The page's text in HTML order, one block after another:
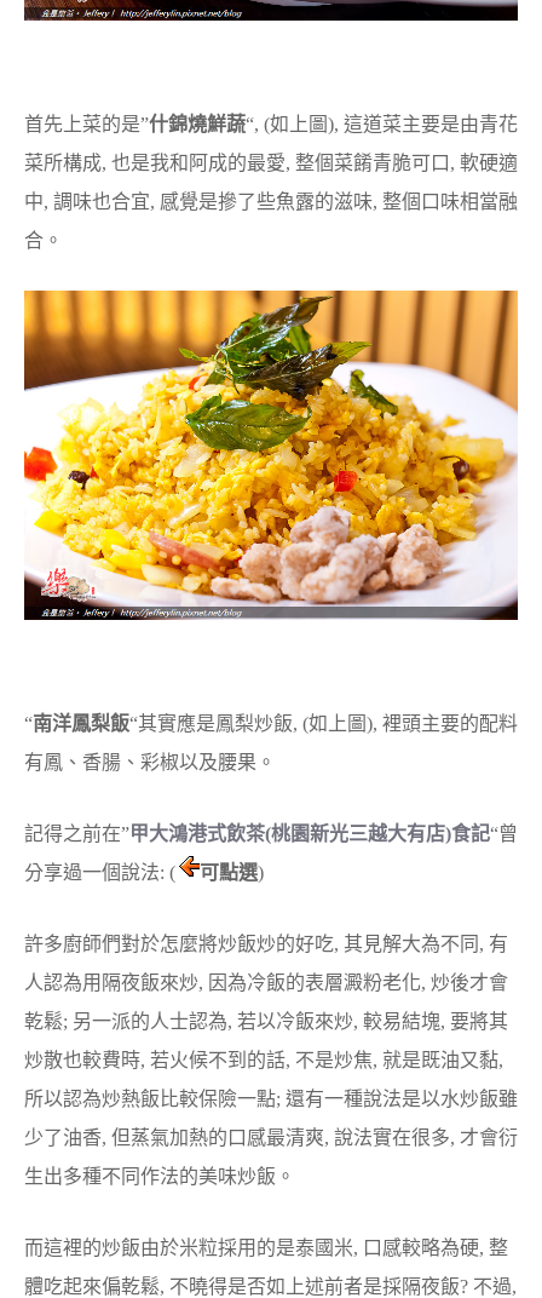
首先上菜的是”什錦燒鮮蔬“, (如上圖), 這道菜主要是由青花
菜所構成, 也是我和阿成的最愛, 整個菜餚青脆可口, 軟硬適
中, 調味也合宜, 感覺是摻了些魚露的滋味, 整個口味相當融
合。
“南洋鳳梨飯“其實應是鳳梨炒飯, (如上圖), 裡頭主要的配料
有鳳、香腸、彩椒以及腰果。
記得之前在”甲大鴻港式飲茶(桃園新光三越大有店)食記“曾
分享過一個說法: (
可點選)
許多廚師們對於怎麼將炒飯炒的好吃, 其見解大為不同, 有
人認為用隔夜飯來炒, 因為冷飯的表層澱粉老化, 炒後才會
乾鬆; 另一派的人士認為, 若以冷飯來炒, 較易結塊, 要將其
炒散也較費時, 若火候不到的話, 不是炒焦, 就是既油又黏,
所以認為炒熱飯比較保險一點; 還有一種說法是以水炒飯雖
少了油香, 但蒸氣加熱的口感最清爽, 說法實在很多, 才會衍
生出多種不同作法的美味炒飯。
而這裡的炒飯由於米粒採用的是泰國米, 口感較略為硬, 整
體吃起來偏乾鬆, 不曉得是否如上述前者是採隔夜飯? 不過,